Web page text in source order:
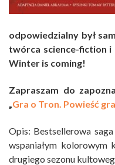
odpowiedzialny był
twórca science-fiction i
Winter is coming!
Zapraszam do
„Gra o Tron. Powieść
Opis: Bestsellerowa
wspaniałym kolorowym
drugiego sezonu